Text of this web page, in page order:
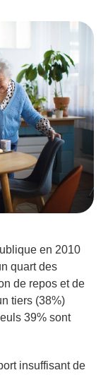
en 2010
quart des
de repos et de
tiers (38%)
39% sont
insuffisant de